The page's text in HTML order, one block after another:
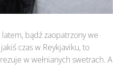
bądź zaopatrzony we
czas w Reykjaviku, to
w wełnianych swetrach. A